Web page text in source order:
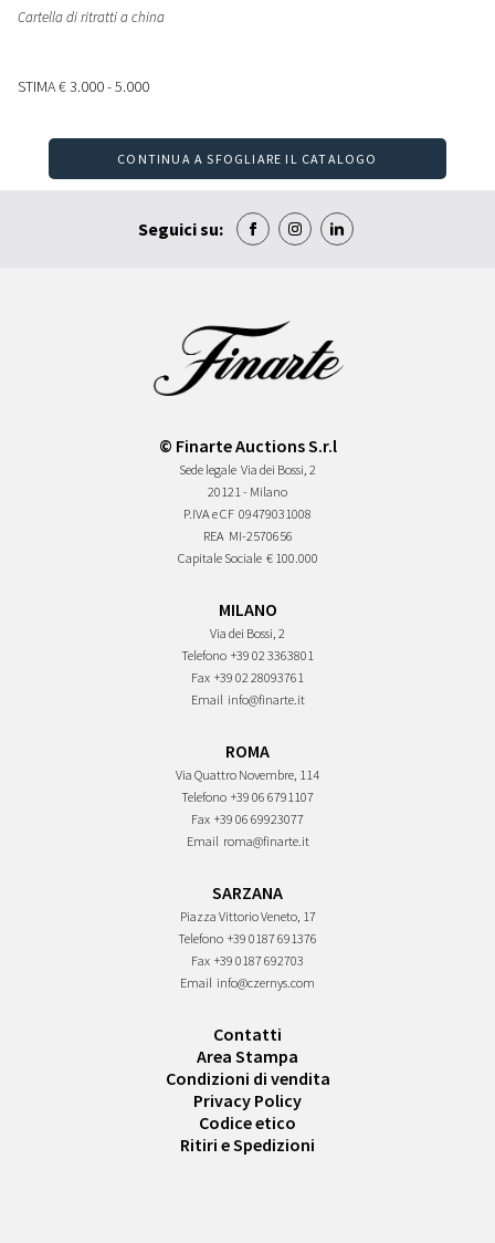
Cartella di ritratti a china
STIMA€ 3.000 - 5.000
CONTINUA A SFOGLIARE IL CATALOGO
Seguici su:
© Finarte Auctions S.r.l
Sede legale Via dei Bossi, 2
20121 - Milano
P.IVA e CF 09479031008
REA MI-2570656
Capitale Sociale € 100.000
MILANO
Via dei Bossi, 2
Telefono +39 02 3363801
Fax +39 02 28093761
Email info@finarte.it
ROMA
Via Quattro Novembre, 114
Telefono +39 06 6791107
Fax +39 06 69923077
Email roma@finarte.it
SARZANA
Piazza Vittorio Veneto, 17
Telefono +39 0187 691376
Fax +39 0187 692703
Email info@czernys.com
Contatti
Area Stampa
Condizioni di vendita
Privacy Policy
Codice etico
Ritiri e Spedizioni